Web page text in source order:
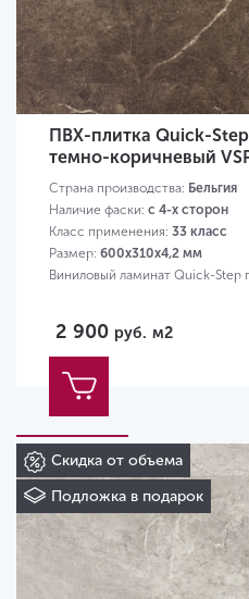
ПВХ-плитка Quick-
темно-коричневый
Страна производства: Бельгия
Наличие фаски: с 4-х сторон
Класс применения: 33 класс
Размер: 600х310х4,2 мм
Виниловый ламинат Quick-Step
2 900 руб. м2
Скидка от объема
Подложка в подарок